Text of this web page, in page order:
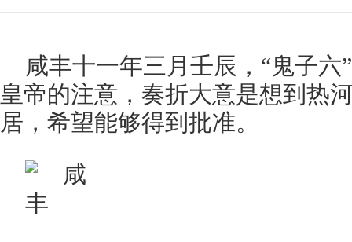
咸丰十一年三月壬辰，“鬼子
皇帝的注意，奏折大意是想到热
居，希望能够得到批准。